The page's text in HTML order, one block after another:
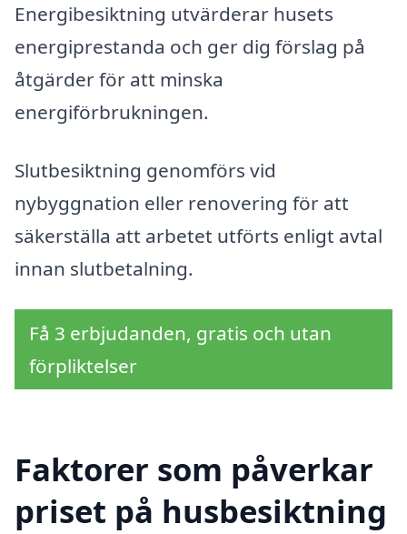
Energibesiktning utvärderar husets
energiprestanda och ger dig förslag på
åtgärder för att minska
energiförbrukningen.
Slutbesiktning genomförs vid
nybyggnation eller renovering för att
säkerställa att arbetet utförts enligt avtal
innan slutbetalning.
Få 3 erbjudanden, gratis och utan
förpliktelser
Faktorer som påverkar
priset på husbesiktning